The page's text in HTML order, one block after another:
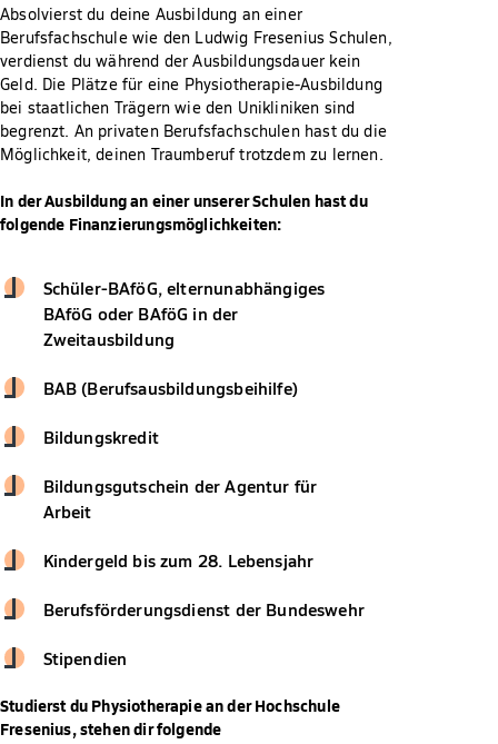
Absolvierst du deine Ausbildung an einer
Berufsfachschule wie den Ludwig Fresenius Schulen,
verdienst du während der Ausbildungsdauer kein
Geld. Die Plätze für eine Physiotherapie-Ausbildung
bei staatlichen Trägern wie den Unikliniken sind
begrenzt. An privaten Berufsfachschulen hast du die
Möglichkeit, deinen Traumberuf trotzdem zu lernen.
In der Ausbildung an einer unserer Schulen hast du
folgende Finanzierungsmöglichkeiten:
Schüler-BAföG, elternunabhängiges
BAföG oder BAföG in der
Zweitausbildung
BAB (Berufsausbildungsbeihilfe)
Bildungskredit
Bildungsgutschein der Agentur für
Arbeit
Kindergeld bis zum 28. Lebensjahr
Berufsförderungsdienst der Bundeswehr
Stipendien
Studierst du Physiotherapie an der Hochschule
Fresenius, stehen dir folgende